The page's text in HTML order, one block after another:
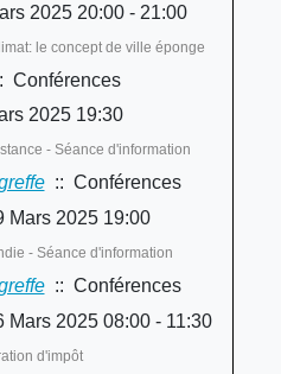
2025 20:00 - 21:00
le concept de ville éponge
2025 19:30
- Séance d'information
:: Conférences
Mars 2025 19:00
- Séance d'information
:: Conférences
Mars 2025 08:00 - 11:30
d'impôt